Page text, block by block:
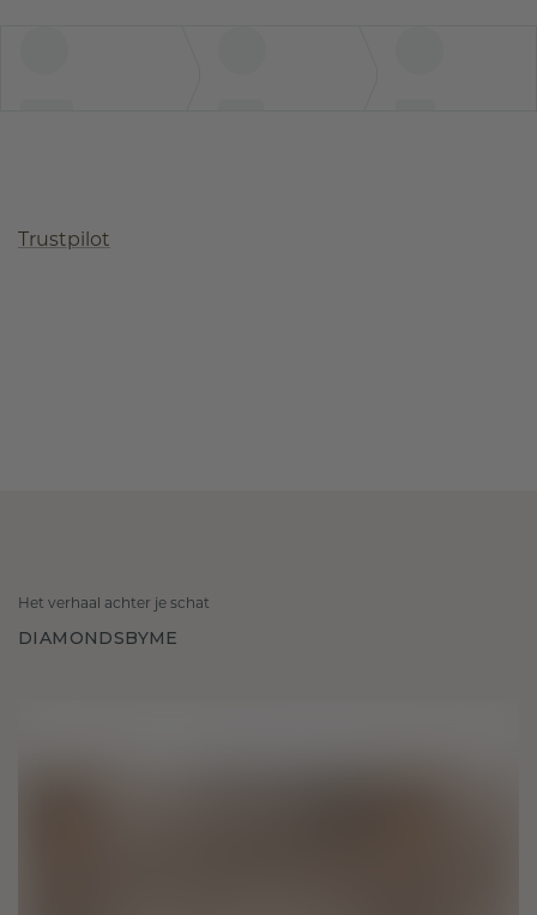
Trustpilot
Het verhaal achter je schat
DIAMONDSBYME